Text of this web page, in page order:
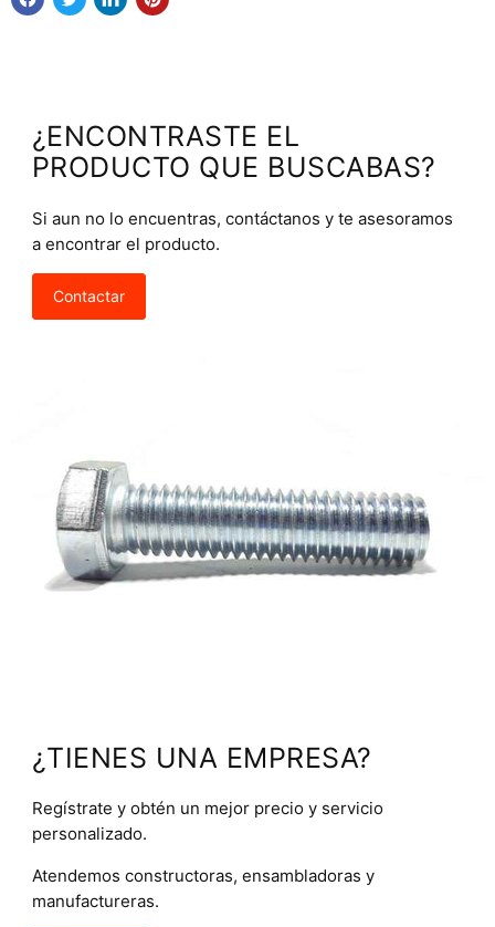
¿ENCONTRASTE EL
PRODUCTO QUE BUSCABAS?
Si aun no lo encuentras, contáctanos y te asesoramos
a encontrar el producto.
Contactar
¿TIENES UNA EMPRESA?
Regístrate y obtén un mejor precio y servicio
personalizado.
Atendemos constructoras, ensambladoras y
manufactureras.